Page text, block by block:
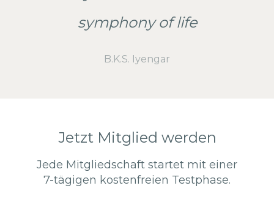
symphony of life
B.K.S. Iyengar
Jetzt Mitglied werden
Jede Mitgliedschaft startet mit einer
7-tägigen kostenfreien Testphase.